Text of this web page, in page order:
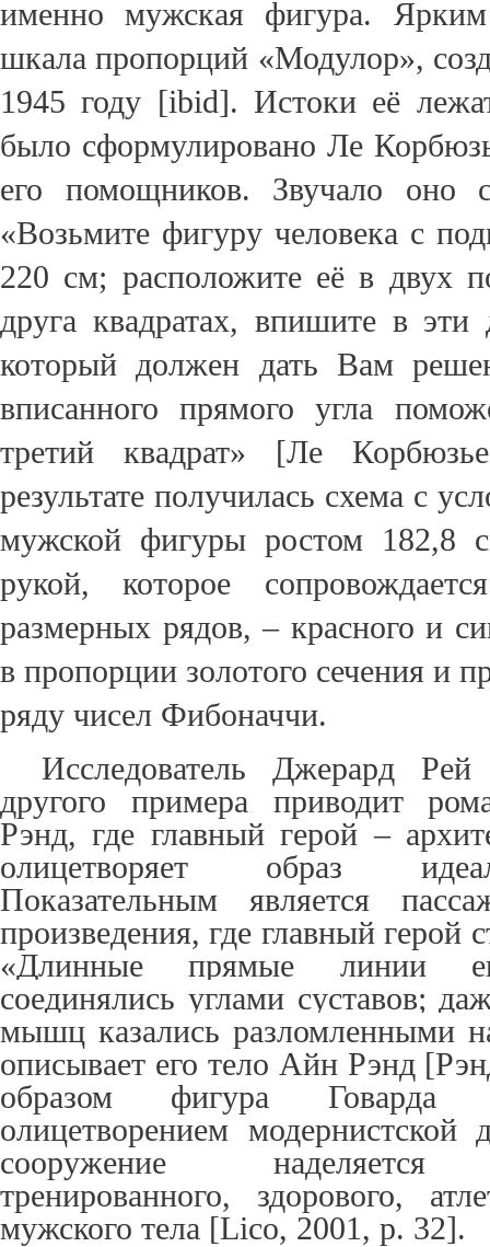
именно мужская фигура.
шкала пропорций «Модулор»,
1945 году [ibid]. Истоки её
было сформулировано Ле
его помощников. Звучало оно
«Возьмите фигуру человека с
220 см; расположите её в двух
друга квадратах, впишите в эти
который должен дать Вам
вписанного прямого угла
третий квадрат» [Ле
результате получилась схема с
мужской фигуры ростом 182,8 c
рукой, которое
размерных рядов, – красного и
в пропорции золотого сечения и
ряду чисел Фибоначчи.
Исследователь Джерард
другого примера приводит
Рэнд, где главный герой –
олицетворяет образ
Показательным является
произведения, где главный герой
«Длинные прямые линии
соединялись углами суставов;
мышц казались разломленными
описывает его тело Айн Рэнд
образом фигура Говарда
олицетворением
сооружение наделяется
тренированного, здорового,
мужского тела [Lico, 2001, p. 32].